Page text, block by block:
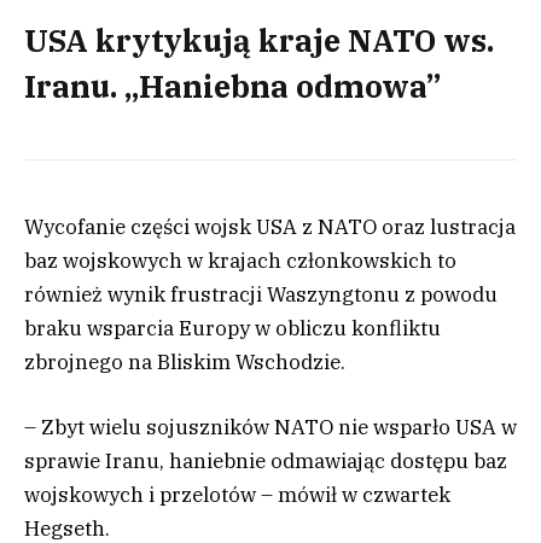
USA krytykują kraje NATO ws.
Iranu. „Haniebna odmowa”
Wycofanie części wojsk USA z NATO oraz lustracja
baz wojskowych w krajach członkowskich to
również wynik frustracji Waszyngtonu z powodu
braku wsparcia Europy w obliczu konfliktu
zbrojnego na Bliskim Wschodzie.
– Zbyt wielu sojuszników NATO nie wsparło USA w
sprawie Iranu, haniebnie odmawiając dostępu baz
wojskowych i przelotów – mówił w czwartek
Hegseth.